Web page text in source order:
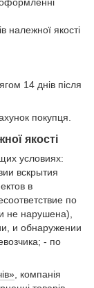
належної якості
14 днів після
покупця.
якості
условиях:
вскрытия
в
по
не нарушена),
и обнаружении
- по
, компанія